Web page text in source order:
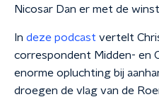
Nicosar Dan er met de
In deze podcast vertelt
correspondent Midden- en
enorme opluchting bij
droegen de vlag van de